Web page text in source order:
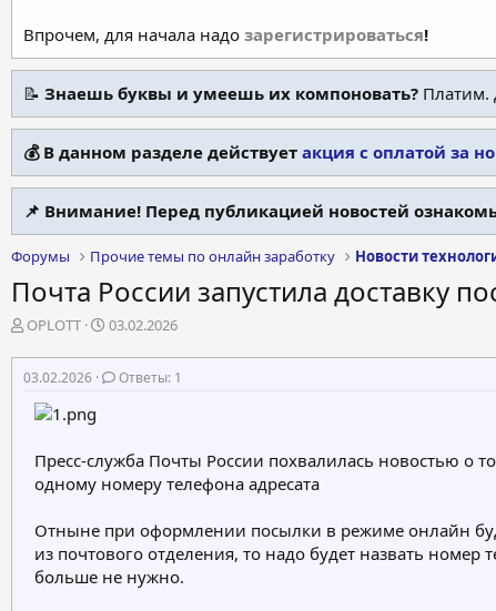
Впрочем, для начала надо зарегистрироваться!
📝 Знаешь буквы и умеешь их компоновать? Платим.
💰 В данном разделе действует акция с оплатой за
📌 Внимание! Перед публикацией новостей
Форумы Прочие темы по онлайн заработку Новости
Почта России запустила доставку
А
т
о
м
ы
OPLOTT
Д
т
а
а
л
03.02.2026
03.02.2026 Ответы: 1
Пресс-служба Почты России похвалилась новостью о
одному номеру телефона адресата
Отныне при оформлении посылки в режиме онлайн
из почтового отделения, то надо будет назвать
больше не нужно.